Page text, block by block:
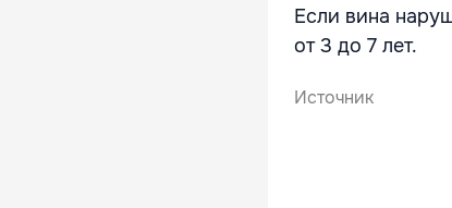
Если вина
от 3 до 7 лет.
Источник